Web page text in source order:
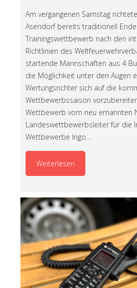
Am vergangenen Samstag
Asendorf bereits traditionell
Trainingswettbewerb nach den
Richtlinien des
startende Mannschaften aus 4
die Möglichkeit unter den Augen
Wertungsrichter sich auf die
Wettbewerbssaison
Wettbewerb vom neu ernannten
Landeswettbewerbsleiter für die
Wettbewerbe Ingo…
Weiterlesen